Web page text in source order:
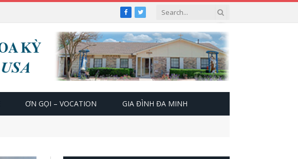
Facebook
Twitter
ƠN GỌI – VOCATION GIA ĐÌNH ĐA MINH